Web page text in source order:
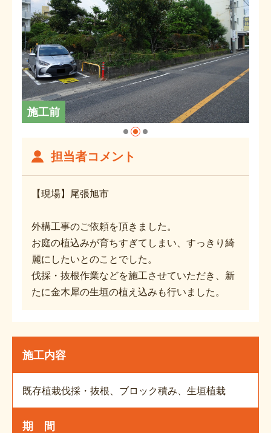
施工前
担当者コメント
【現場】尾張旭市
外構工事のご依頼を頂きました。
お庭の植込みが育ちすぎてしまい、すっきり綺
麗にしたいとのことでした。
伐採・抜根作業などを施工させていただき、新
たに金木犀の生垣の植え込みも行いました。
施工内容
既存植栽伐採・抜根、ブロック積み、生垣植栽
期 間